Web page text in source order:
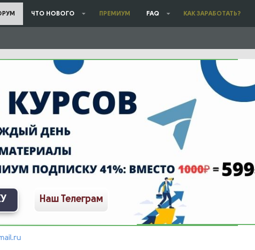
ЧТО НОВОГО ПРЕМИУМ FAQ КАК ЗАРАБОТАТЬ?
Наш Телеграм